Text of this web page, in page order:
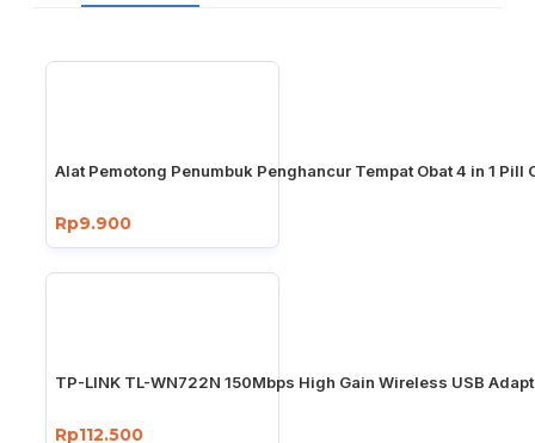
Alat Pemotong Penumbuk Penghancur Tempat Obat 4 in 1 Pill
Rp9.900
TP-LINK TL-WN722N 150Mbps High Gain Wireless USB
Rp112.500